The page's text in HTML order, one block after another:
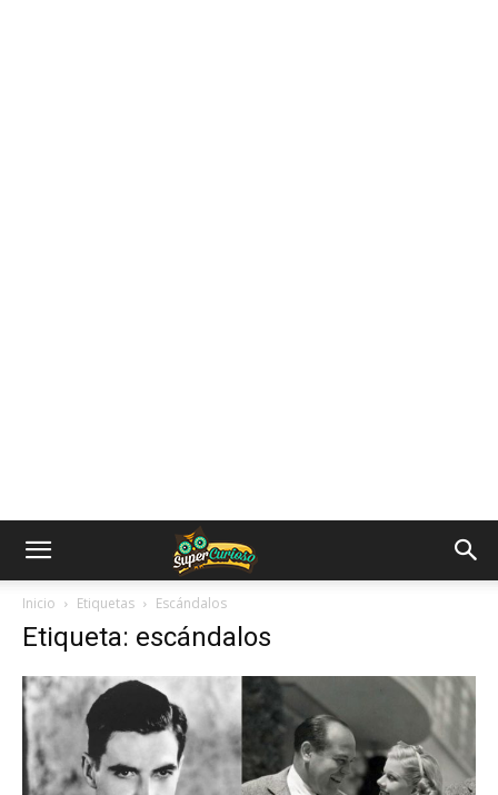
Inicio Etiquetas Escándalos
Etiqueta: escándalos